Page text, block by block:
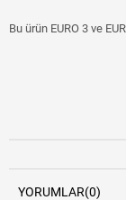
Bu ürün EURO 3 ve
YORUMLAR(0)